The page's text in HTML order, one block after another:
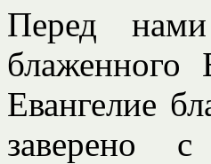
Перед
блаженного
Евангелие
заверено